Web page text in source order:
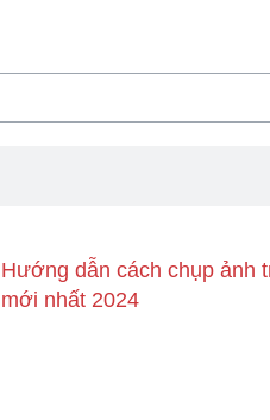
Hướng dẫn cách chụp ảnh
mới nhất 2024